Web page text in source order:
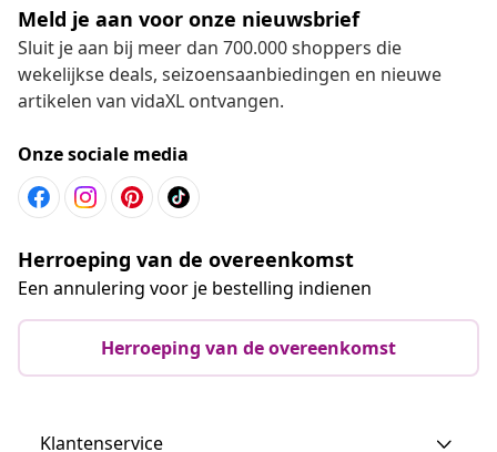
Meld je aan voor onze nieuwsbrief
Sluit je aan bij meer dan 700.000 shoppers die
wekelijkse deals, seizoensaanbiedingen en nieuwe
artikelen van vidaXL ontvangen.
Onze sociale media
Herroeping van de overeenkomst
Een annulering voor je bestelling indienen
Herroeping van de overeenkomst
Klantenservice